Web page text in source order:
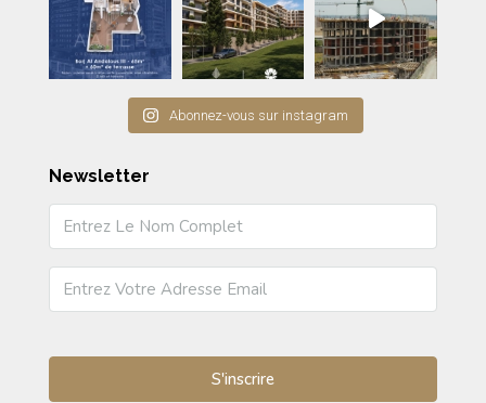
Abonnez-vous sur instagram
Newsletter